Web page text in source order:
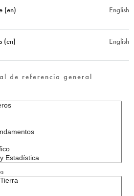
English
(en)
English
(en)
de referencia general